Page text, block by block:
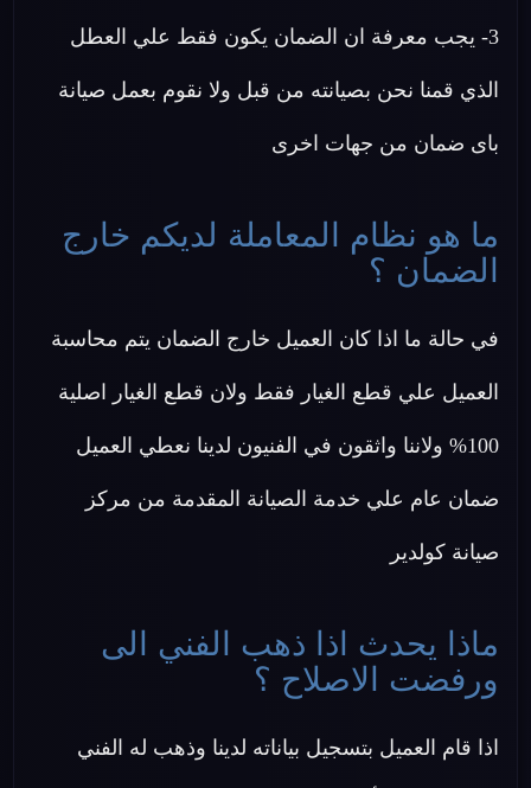
3- يجب معرفة ان الضمان يكون فقط علي العطل
الذي قمنا نحن بصيانته من قبل ولا نقوم بعمل صيانة
باى ضمان من جهات اخرى
ما هو نظام المعاملة لديكم خارج
الضمان ؟
في حالة ما اذا كان العميل خارج الضمان يتم محاسبة
العميل علي قطع الغيار فقط ولان قطع الغيار اصلية
100% ولاننا واثقون في الفنيون لدينا نعطي العميل
ضمان عام علي خدمة الصيانة المقدمة من مركز
صيانة كولدير
ماذا يحدث اذا ذهب الفني الى
ورفضت الاصلاح ؟
اذا قام العميل بتسجيل بياناته لدينا وذهب له الفني